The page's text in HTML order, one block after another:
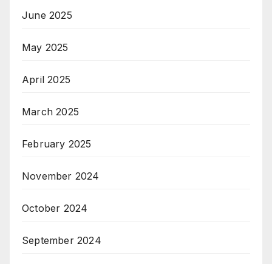
June 2025
May 2025
April 2025
March 2025
February 2025
November 2024
October 2024
September 2024